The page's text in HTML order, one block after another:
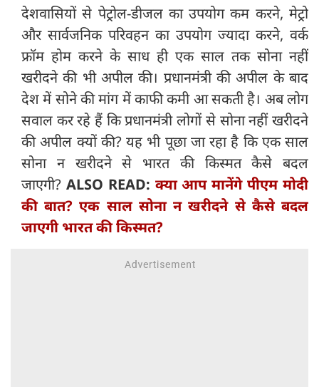
देशवासियों से पेट्रोल-डीजल का उपयोग कम करने, मेट्रो
और सार्वजनिक परिवहन का उपयोग ज्यादा करने, वर्क
फ्रॉम होम करने के साध ही एक साल तक सोना नहीं
खरीदने की भी अपील की। प्रधानमंत्री की अपील के बाद
देश में सोने की मांग में काफी कमी आ सकती है। अब लोग
सवाल कर रहे हैं कि प्रधानमंत्री लोगों से सोना नहीं खरीदने
की अपील क्यों की? यह भी पूछा जा रहा है कि एक साल
सोना न खरीदने से भारत की किस्मत कैसे बदल
जाएगी? ALSO READ: क्या आप मानेंगे पीएम मोदी
की बात? एक साल सोना न खरीदने से कैसे बदल
जाएगी भारत की किस्मत?